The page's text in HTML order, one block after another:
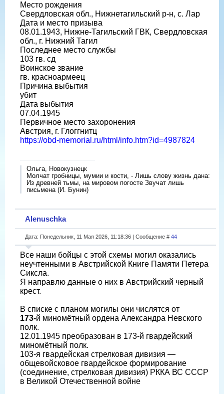
Место рождения
Свердловская обл., Нижнетагильский р-н, с. Лар
Дата и место призыва
08.01.1943, Нижне-Тагильский ГВК, Свердловская
обл., г. Нижний Тагил
Последнее место службы
103 гв. сд
Воинское звание
гв. красноармеец
Причина выбытия
убит
Дата выбытия
07.04.1945
Первичное место захоронения
Австрия, г. Глоггнитц
https://obd-memorial.ru/html/info.htm?id=4987824
Ольга, Новокузнецк
Молчат гробницы, мумии и кости, - Лишь слову жизнь дана:
Из древней тьмы, на мировом погосте Звучат лишь
письмена (И. Бунин)
Alenuschka
Дата: Понедельник, 11 Мая 2026, 11:18:36 | Сообщение # 44
Все наши бойцы с этой схемы могил оказались
неучтенными в Австрийской Книге Памяти Петера
Сиксла.
Я направлю данные о них в Австрийский черный
крест.
В списке с планом могилы они числятся от
173-й миномётный ордена Александра Невского
полк.
12.01.1945 преобразован в 173-й гвардейский
миномётный полк.
103-я гвардейская стрелковая дивизия —
общевойсковое гвардейское формирование
(соединение, стрелковая дивизия) РККА ВС СССР
в Великой Отечественной войне